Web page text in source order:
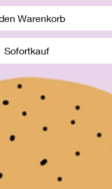
Warenkorb
Sofortkauf